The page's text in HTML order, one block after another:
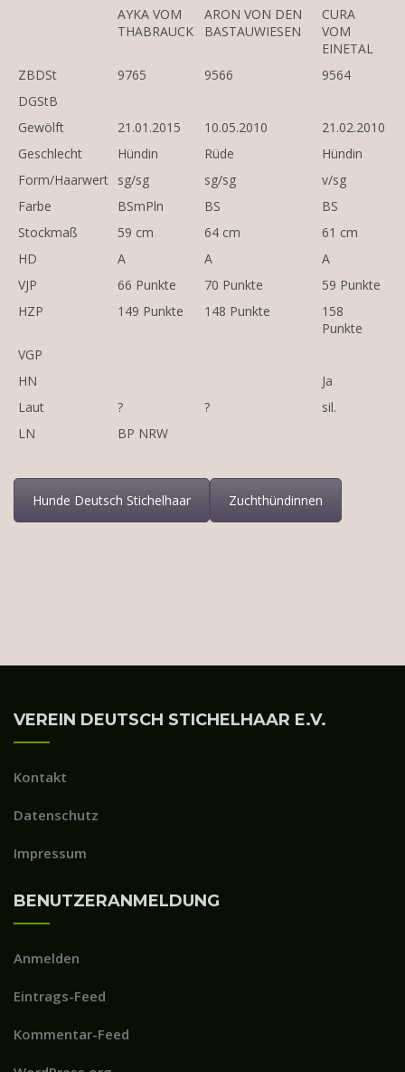
AYKA VOM
THABRAUCK
ARON VON DEN
BASTAUWIESEN
CURA
VOM
EINETAL
ZBDSt
9765 9566
9564
DGStB
Gewölft
21.01.2015 10.05.2010
21.02.2010
Geschlecht
Hündin Rüde
Hündin
Form/Haarwert sg/sg sg/sg
v/sg
Farbe
BSmPln BS
BS
Stockmaß
59 cm 64 cm
61 cm
HD
A A
A
VJP
66 Punkte 70 Punkte
59 Punkte
HZP
149 Punkte 148 Punkte
158
Punkte
VGP
HN
Ja
Laut
? ?
sil.
LN
BP NRW
Hunde Deutsch Stichelhaar Zuchthündinnen
VEREIN DEUTSCH STICHELHAAR E.V.
Kontakt
Datenschutz
Impressum
BENUTZERANMELDUNG
Anmelden
Eintrags-Feed
Kommentar-Feed